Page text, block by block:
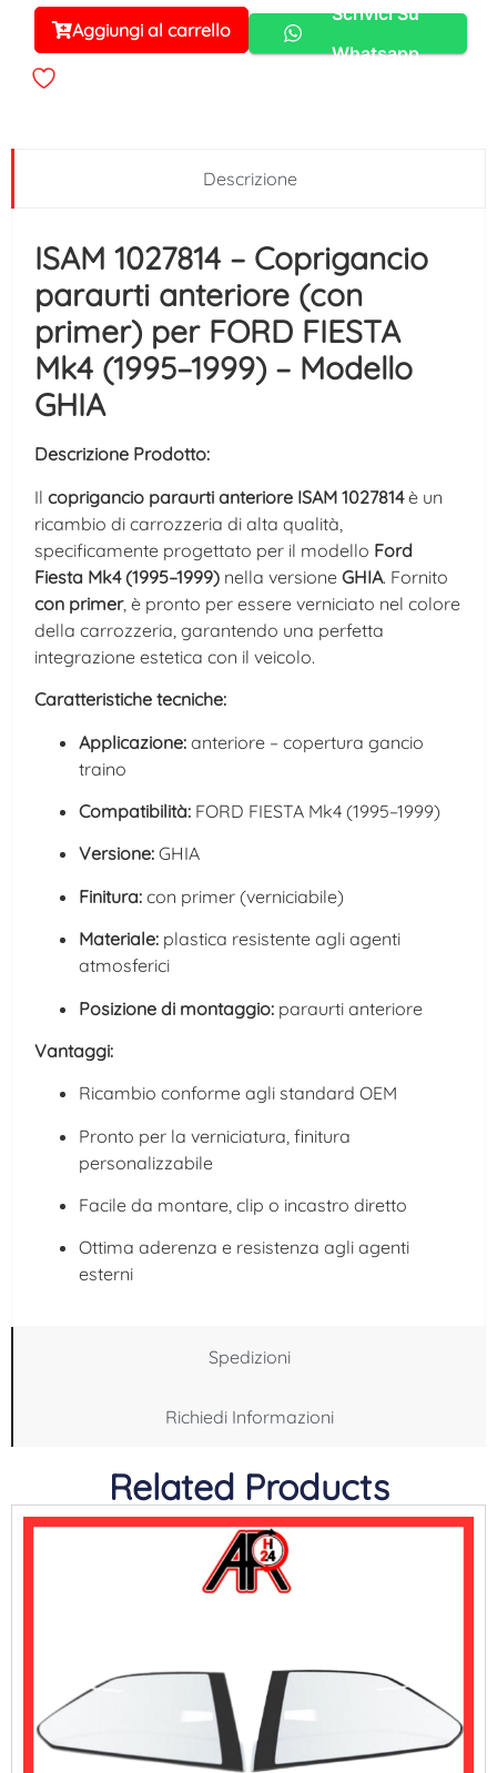
Aggiungi al carrello
Alternative:
Scrivici Su
Whatsapp
Descrizione
Spedizioni
Richiedi Informazioni
ISAM 1027814 – Coprigancio
paraurti anteriore (con
primer) per FORD FIESTA
Mk4 (1995–1999) – Modello
GHIA
Descrizione Prodotto:
Il coprigancio paraurti anteriore ISAM 1027814è un
ricambio di carrozzeria di alta qualità,
specificamente progettato per il modello Ford
Fiesta Mk4 (1995–1999) nella versione GHIA. Fornito
con primer, è pronto per essere verniciato nel colore
della carrozzeria, garantendo una perfetta
integrazione estetica con il veicolo.
Caratteristiche tecniche:
Applicazione: anteriore – copertura gancio
traino
Compatibilità: FORD FIESTA Mk4 (1995–1999)
Versione: GHIA
Finitura: con primer (verniciabile)
Materiale: plastica resistente agli agenti
atmosferici
Posizione di montaggio: paraurti anteriore
Vantaggi:
Ricambio conforme agli standard OEM
Pronto per la verniciatura, finitura
personalizzabile
Facile da montare, clip o incastro diretto
Ottima aderenza e resistenza agli agenti
esterni
Related Products